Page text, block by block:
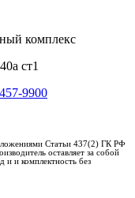
комплекс
ст1
9900
Статьи 437(2) ГК РФ
оставляет за собой
и и комплектность без